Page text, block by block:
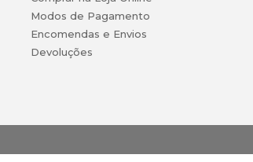
Modos de Pagamento
Encomendas e Envios
Devoluções